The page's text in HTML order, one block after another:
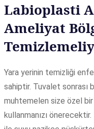
Labioplasti
Ameliyat
Yara yerinin temizliği
sahiptir. Tuvalet sonrası
muhtemelen size özel bir
kullanmanızı